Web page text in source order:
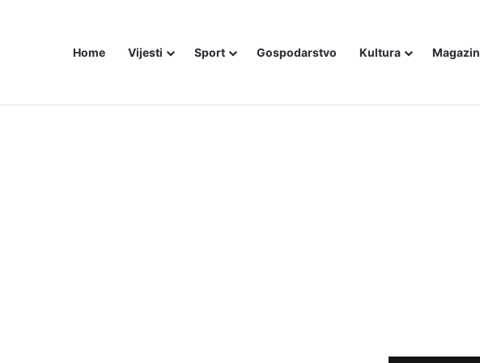
Home Vijesti Sport Gospodarstvo Kultura Magazin